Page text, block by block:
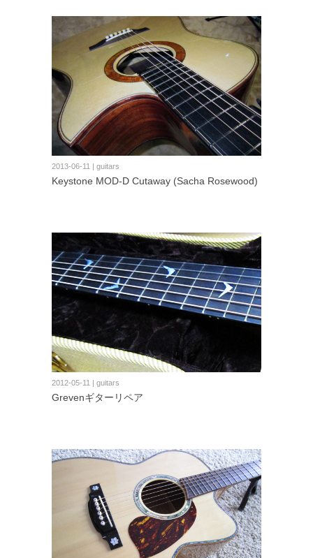
2013-06-11 | guitars
Keystone MOD-D Cutaway (Sacha Rosewood)
2012-05-11 | guitars
Grevenギターリペア